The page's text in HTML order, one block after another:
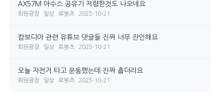
AX57M 아수스 공유기 저렴한것도 나오네요
회원광장 일상 로봇츠 2025-10-21
캄보디아 관련 유튜브 댓글들 진짜 너무 잔인해요
회원광장 일상 로봇츠 2025-10-21
오늘 자전거 타고 운동했는데 진짜 춥더라요
회원광장 일상 로봇츠 2025-10-21